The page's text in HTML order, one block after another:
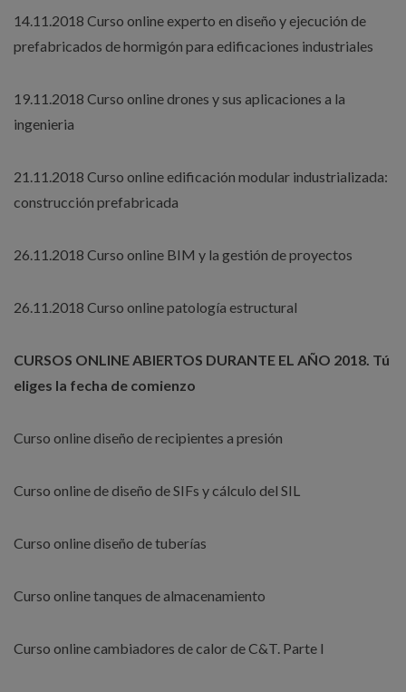
14.11.2018 Curso online experto en diseño y ejecución de
prefabricados de hormigón para edificaciones industriales
19.11.2018 Curso online drones y sus aplicaciones a la
ingenieria
21.11.2018 Curso online edificación modular industrializada:
construcción prefabricada
26.11.2018 Curso online BIM y la gestión de proyectos
26.11.2018 Curso online patología estructural
CURSOS ONLINE ABIERTOS DURANTE EL AÑO 2018. Tú
eliges la fecha de comienzo
Curso online diseño de recipientes a presión
Curso online de diseño de SIFs y cálculo del SIL
Curso online diseño de tuberías
Curso online tanques de almacenamiento
Curso online cambiadores de calor de C&T. Parte I